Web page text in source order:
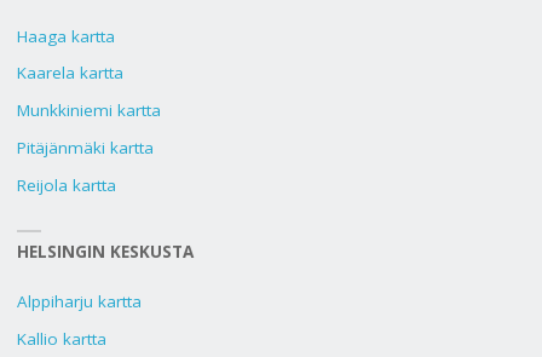
Haaga kartta
Kaarela kartta
Munkkiniemi kartta
Pitäjänmäki kartta
Reijola kartta
HELSINGIN KESKUSTA
Alppiharju kartta
Kallio kartta